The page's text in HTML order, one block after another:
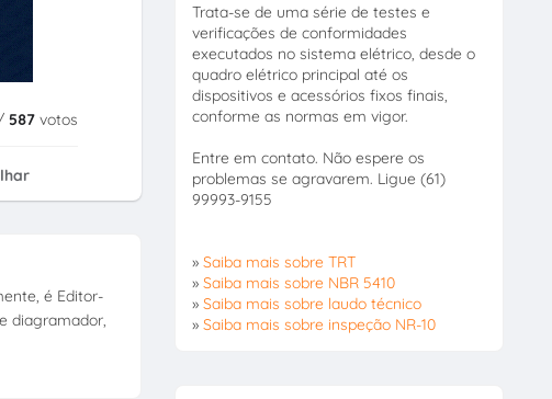
587 votos
é Editor-
diagramador,
Trata-se de uma série de testes e
verificações de conformidades
executados no sistema elétrico, desde o
quadro elétrico principal até os
dispositivos e acessórios fixos finais,
conforme as normas em vigor.
Entre em contato. Não espere os
problemas se agravarem. Ligue (61)
99993-9155
» Saiba mais sobre TRT
» Saiba mais sobre NBR 5410
» Saiba mais sobre laudo técnico
» Saiba mais sobre inspeção NR-10